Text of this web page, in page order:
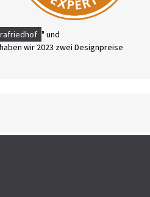
" und
wir 2023 zwei Designpreise